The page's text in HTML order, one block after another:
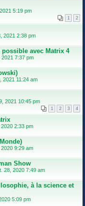
5:19 pm
1 2
2021 2:38 pm
possible avec Matrix 4
7:37 pm
2021 11:24 am
2021 10:45 pm
1 2 3 4
2:33 pm
9:29 am
Show
28, 2020 7:49 am
à la science et
5:09 pm